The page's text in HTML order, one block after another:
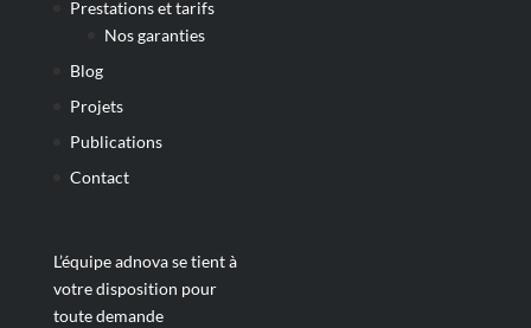
Prestations et tarifs
Nos garanties
Blog
Projets
Publications
Contact
L’équipe adnova se tient à
votre disposition pour
toute demande